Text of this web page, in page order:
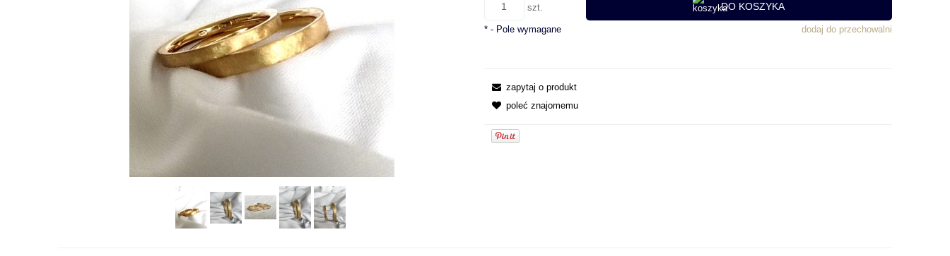
szt. DO KOSZYKA
dodaj do przechowalni
*- Pole wymagane
zapytaj o produkt
poleć znajomemu